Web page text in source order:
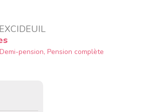
pension, Pension complète